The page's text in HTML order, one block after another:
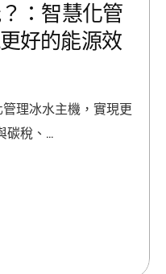
：智慧化管
好的能源效
理冰水主機，實現更
碳稅、…